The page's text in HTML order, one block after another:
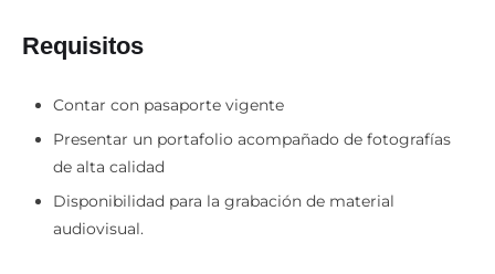
Requisitos
Contar con pasaporte vigente
Presentar un portafolio acompañado de fotografías
de alta calidad
Disponibilidad para la grabación de material
audiovisual.